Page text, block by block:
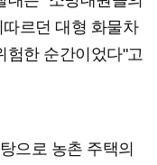
르던 대형 화물차
험한 순간이었다"고
으로 농촌 주택의